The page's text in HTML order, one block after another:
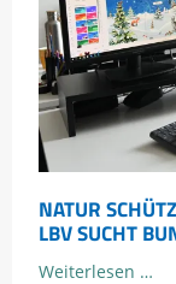
NATUR
LBV SUCHT
Weiterlesen …